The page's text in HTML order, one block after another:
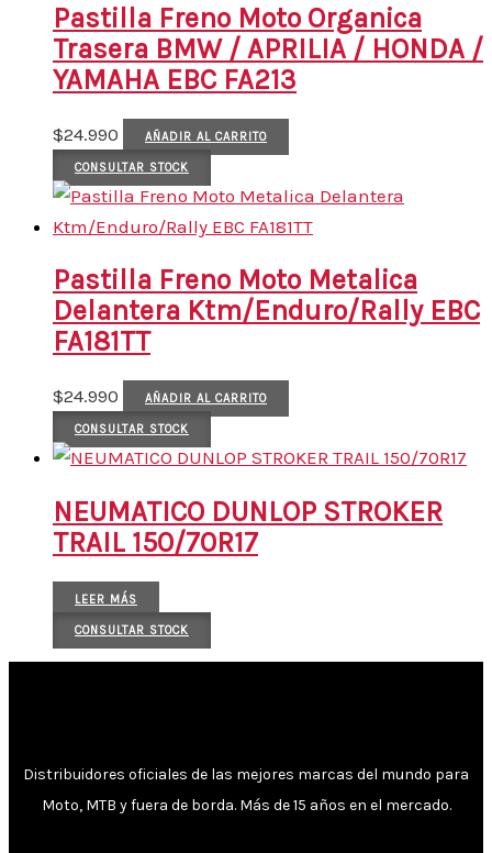
Pastilla Freno Moto Organica
Trasera BMW / APRILIA / HONDA /
YAMAHA EBC FA213
$24.990 AÑADIR AL CARRITO
CONSULTAR STOCK
Pastilla Freno Moto Metalica
Delantera Ktm/Enduro/Rally EBC
FA181TT
$24.990 AÑADIR AL CARRITO
CONSULTAR STOCK
NEUMATICO DUNLOP STROKER
TRAIL 150/70R17
LEER MÁS
CONSULTAR STOCK
Distribuidores oficiales de las mejores marcas del mundo para
Moto, MTB y fuera de borda. Más de 15 años en el mercado.